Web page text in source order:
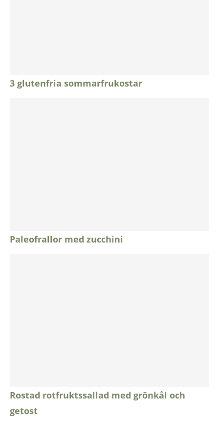
3 glutenfria sommarfrukostar
Paleofrallor med zucchini
Rostad rotfruktssallad med grönkål och
getost